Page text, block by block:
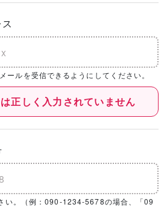
ルを受信できるようにしてください。
正しく入力されていません
い。（例：090-1234-5678の場合、「09